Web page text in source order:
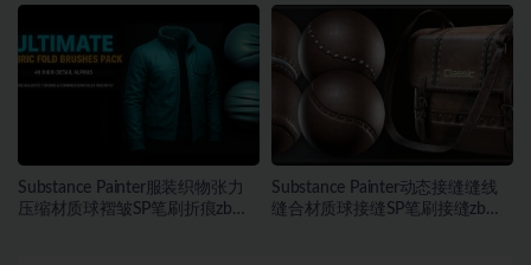
笔刷
Substance Painter服装织物张力
压缩材质球褶皱SP笔刷折痕zb笔
Substance Painter动态接缝缝线
缝合材质球接缝SP笔刷接缝zb笔